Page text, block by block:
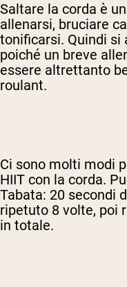
Saltare la corda è
allenarsi, bruciare
tonificarsi. Quindi si
poiché un breve
essere altrettanto
roulant.
Ci sono molti modi
HIIT con la corda.
Tabata: 20 secondi
ripetuto 8 volte, poi
in totale.